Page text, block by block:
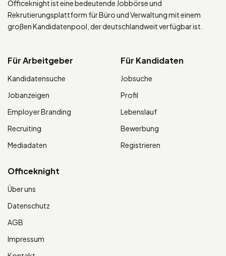
Officeknight ist eine bedeutende Jobbörse und
Rekrutierungsplattform für Büro und Verwaltung mit einem
großen Kandidatenpool, der deutschlandweit verfügbar ist.
Für Arbeitgeber
Kandidatensuche
Jobanzeigen
Employer Branding
Recruiting
Mediadaten
Für Kandidaten
Jobsuche
Profil
Lebenslauf
Bewerbung
Registrieren
Officeknight
Über uns
Datenschutz
AGB
Impressum